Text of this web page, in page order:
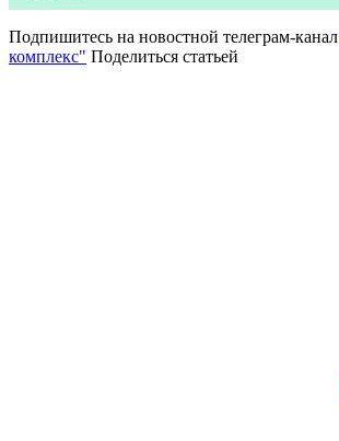
Подпишитесь на новостной телеграм-канал
комплекс" Поделиться статьей